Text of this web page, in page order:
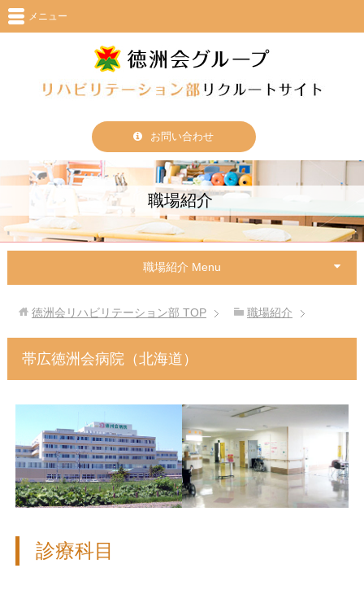
メニュー
お問い合わせ
職場紹介
徳洲会リハビリテーション部 TOP 職場紹介
帯広徳洲会病院（北海道）
診療科目
職場紹介 Menu